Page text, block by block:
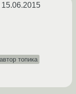
15.06.2015
автор топика